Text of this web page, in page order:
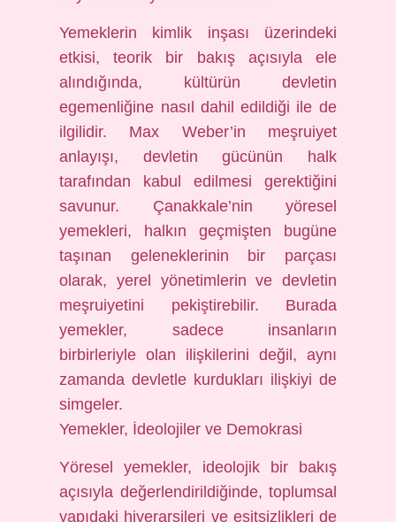
Yemeklerin kimlik inşası üzerindeki
etkisi, teorik bir bakış açısıyla ele
alındığında, kültürün devletin
egemenliğine nasıl dahil edildiği ile de
ilgilidir. Max Weber’in meşruiyet
anlayışı, devletin gücünün halk
tarafından kabul edilmesi gerektiğini
savunur. Çanakkale’nin yöresel
yemekleri, halkın geçmişten bugüne
taşınan geleneklerinin bir parçası
olarak, yerel yönetimlerin ve devletin
meşruiyetini pekiştirebilir. Burada
yemekler, sadece insanların
birbirleriyle olan ilişkilerini değil, aynı
zamanda devletle kurdukları ilişkiyi de
simgeler.
Yemekler, İdeolojiler ve Demokrasi
Yöresel yemekler, ideolojik bir bakış
açısıyla değerlendirildiğinde, toplumsal
yapıdaki hiyerarşileri ve eşitsizlikleri de